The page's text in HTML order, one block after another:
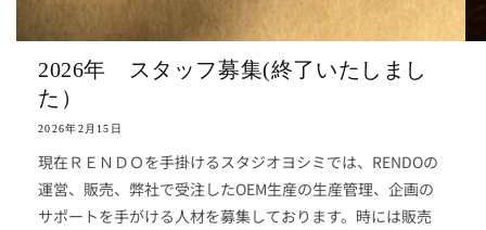
2026年 スタッフ募集(終了いたしまし
た）
2026年2月15日
現在ＲＥＮＤＯを手掛けるスタジオヨシミでは、RENDOの
運営、販売、弊社で受注したOEM生産の生産管理、企画の
サポートを手がける人材を募集しております。時には販売